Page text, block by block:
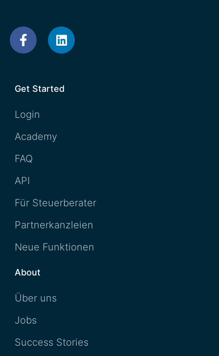
Get Started
Login
Academy
FAQ
API
Für Steuerberater
Partnerkanzleien
Neue Funktionen
About
Über uns
Jobs
Success Stories